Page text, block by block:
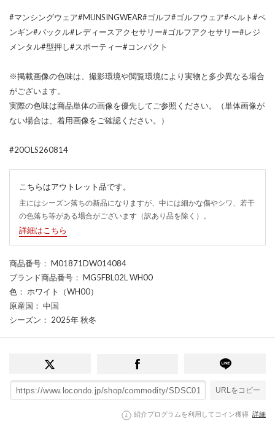
#マンシングウェア#MUNSINGWEAR#ゴルフ#ゴルフウェア#ベルト#ペ
ンギン#バックル#レディースアクセサリー#ゴルフアクセサリー#レジ
メンタル#型押し#スポーティー#コンパクト
※掲載画像の色味は、撮影環境や閲覧環境により実物と多少異なる場合
がございます。
実際の色味は商品単体の画像を優先してご参照ください。（単体画像が
ない場合は、着用画像をご確認ください。）
#20OLS260814
こちらはアウトレット品です。
主にはシーズン落ちの新品になりますが、中には細かな傷やシワ、若干
の色落ち等がある場合がございます（訳あり品を除く）。
詳細はこちら
商品番号 ： M01871DW014084
ブランド商品番号 ： MG5FBL02L WH00
色 ： ホワイト（WH00）
原産国 ： 中国
シーズン ： 2025年 秋冬
URLをコピー
紹介プログラムを利用してコイン獲得 詳細